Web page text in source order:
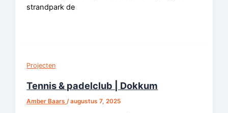
strandpark de
Projecten
Tennis & padelclub | Dokkum
Amber Baars /augustus 7, 2025